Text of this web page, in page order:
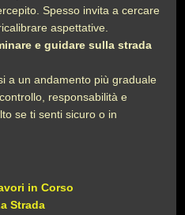
Spesso invita a cercare
aspettative.
e guidare sulla strada
a un andamento più graduale
responsabilità e
se ti senti sicuro o in
in Corso
Strada